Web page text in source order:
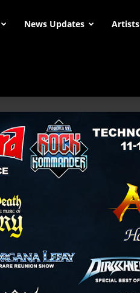
News Updates Artists